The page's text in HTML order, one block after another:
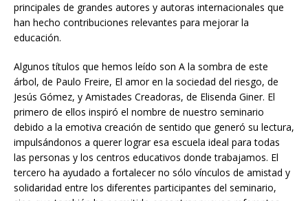
principales de grandes autores y autoras internacionales que
han hecho contribuciones relevantes para mejorar la
educación.
Algunos títulos que hemos leído son A la sombra de este
árbol, de Paulo Freire, El amor en la sociedad del riesgo, de
Jesús Gómez, y Amistades Creadoras, de Elisenda Giner. El
primero de ellos inspiró el nombre de nuestro seminario
debido a la emotiva creación de sentido que generó su lectura,
impulsándonos a querer lograr esa escuela ideal para todas
las personas y los centros educativos donde trabajamos. El
tercero ha ayudado a fortalecer no sólo vínculos de amistad y
solidaridad entre los diferentes participantes del seminario,